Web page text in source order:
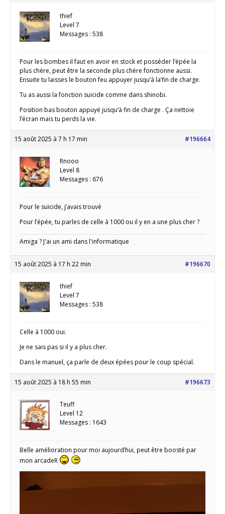
thief
Level 7
Messages : 538
Pour les bombes il faut en avoir en stock et posséder l’épée la
plus chère, peut être la seconde plus chère fonctionne aussi.
Ensuite tu laisses le bouton feu appuyer jusqu’à la’fin de charge.
Tu as aussi la fonction suicide comme dans shinobi.
Position bas bouton appuyé jusqu’à fin de charge . Ça nettoie
l’écran mais tu perds la vie.
15 août 2025 à 7 h 17 min #196664
Rnooo
Level 8
Messages : 676
Pour le suicide, j’avais trouvé
Pour l’épée, tu parles de celle à 1000 ou il y en a une plus cher ?
Amiga ? J'ai un ami dans l'informatique
15 août 2025 à 17 h 22 min #196670
thief
Level 7
Messages : 538
Celle à 1000 oui.
Je ne sais pas si il y a plus cher.
Dans le manuel, ça parle de deux épées pour le coup spécial.
15 août 2025 à 18 h 55 min #196673
Teuff
Level 12
Messages : 1643
Belle amélioration pour moi aujourd’hui, peut être boosté par
mon arcadeR